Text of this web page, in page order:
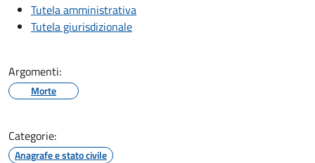
Tutela amministrativa
Tutela giurisdizionale
Argomenti:
Morte
Categorie:
Anagrafe e stato civile